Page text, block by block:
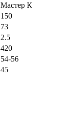
Мастер К
150
73
2.5
420
54-56
45